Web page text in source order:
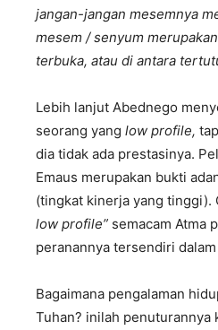
jangan-jangan mesemnya
mesem / senyum
terbuka, atau di antara
Lebih lanjut Abednego
seorang yang low profile,
dia tidak ada prestasinya.
Emaus merupakan bukti
(tingkat kinerja yang tinggi).
low profile” semacam Atma
peranannya tersendiri dalam
Bagaimana pengalaman
Tuhan? inilah penuturannya